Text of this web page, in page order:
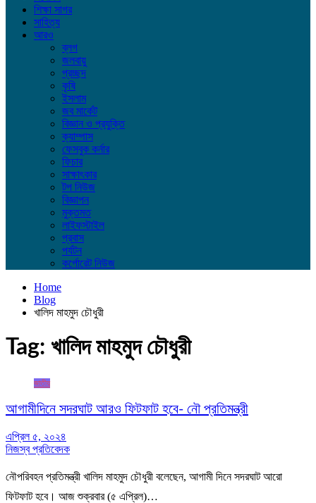
শিক্ষা সাগর
সাহিত্য
আরও
ব্লগ
জলবায়ু
প্রচ্ছদ
কৃষি
ইসলাম
জব মার্কেট
বিজ্ঞান ও প্রযুক্তি
ক্যাম্পাস
ফেসবুক কর্নার
ফিচার
সাক্ষাৎকার
টপ নিউজ
বিজ্ঞাপন
মুক্তমত
লাইফস্টাইল
প্রবাস
পর্যটন
কর্পোরেট নিউজ
Home
Blog
খালিদ মাহমুদ চৌধুরী
Tag: খালিদ মাহমুদ চৌধুরী
জাতীয়
আগামীদিনে সদরঘাট আরও ফিটফাট হবে- নৌ প্রতিমন্ত্রী
এপ্রিল ৫, ২০২৪
নিজস্ব প্রতিবেদক
নৌপরিবহন প্রতিমন্ত্রী খালিদ মাহমুদ চৌধুরী বলেছেন, আগামী দিনে সদরঘাট আরো
ফিটফাট হবে। আজ শুক্রবার (৫ এপ্রিল)…